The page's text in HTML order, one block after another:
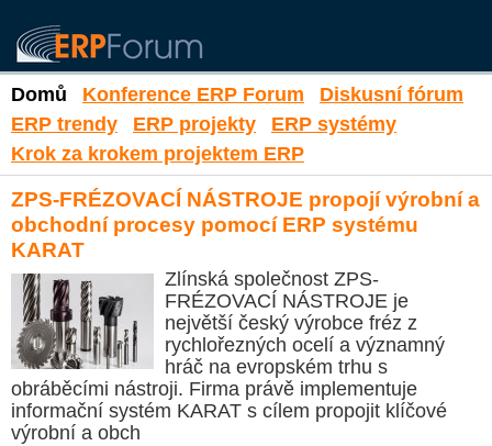
Domů Konference ERP Forum
Diskusní fórum
ERP trendy
ERP projekty
ERP systémy
Krok za krokem projektem ERP
ZPS-FRÉZOVACÍ NÁSTROJE propojí výrobní a
obchodní procesy pomocí ERP systému
KARAT
Zlínská společnost ZPS-
FRÉZOVACÍ NÁSTROJE je
největší český výrobce fréz z
rychlořezných ocelí a významný
hráč na evropském trhu s
obráběcími nástroji. Firma právě implementuje
informační systém KARAT s cílem propojit klíčové
výrobní a obch